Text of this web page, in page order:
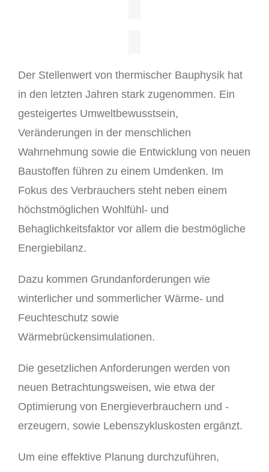
Der Stellenwert von thermischer Bauphysik hat
in den letzten Jahren stark zugenommen. Ein
gesteigertes Umweltbewusstsein,
Veränderungen in der menschlichen
Wahrnehmung sowie die Entwicklung von neuen
Baustoffen führen zu einem Umdenken. Im
Fokus des Verbrauchers steht neben einem
höchstmöglichen Wohlfühl- und
Behaglichkeitsfaktor vor allem die bestmögliche
Energiebilanz.
Dazu kommen Grundanforderungen wie
winterlicher und sommerlicher Wärme- und
Feuchteschutz sowie
Wärmebrückensimulationen.
Die gesetzlichen Anforderungen werden von
neuen Betrachtungsweisen, wie etwa der
Optimierung von Energieverbrauchern und -
erzeugern, sowie Lebenszykluskosten ergänzt.
Um eine effektive Planung durchzuführen,